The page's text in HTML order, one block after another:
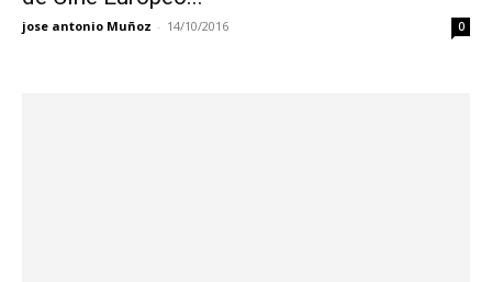
jose antonio Muñoz - 14/10/2016 0